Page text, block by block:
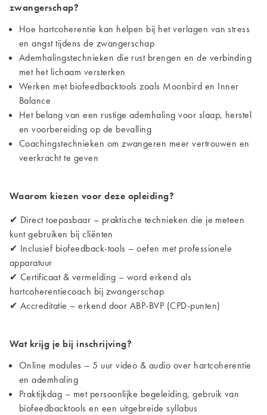
zwangerschap?
Hoe hartcoherentie kan helpen bij het verlagen van stress
en angst tijdens de zwangerschap
Ademhalingstechnieken die rust brengen en de verbinding
met het lichaam versterken
Werken met biofeedbacktools zoals Moonbird en Inner
Balance
Het belang van een rustige ademhaling voor slaap, herstel
en voorbereiding op de bevalling
Coachingstechnieken om zwangeren meer vertrouwen en
veerkracht te geven
Waarom kiezen voor deze opleiding?
✔ Direct toepasbaar – praktische technieken die je meteen
kunt gebruiken bij cliënten
✔ Inclusief biofeedback-tools – oefen met professionele
apparatuur
✔ Certificaat & vermelding – word erkend als
hartcoherentiecoach bij zwangerschap
✔ Accreditatie – erkend door ABP-BVP (CPD-punten)
Wat krijg je bij inschrijving?
Online modules – 5 uur video & audio over hartcoherentie
en ademhaling
Praktijkdag – met persoonlijke begeleiding, gebruik van
biofeedbacktools en een uitgebreide syllabus